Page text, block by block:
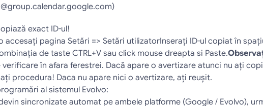
exact ID-ul!
accesaţi pagina Setări => Setări utilizatorInseraţi ID-ul copiat în
de taste CTRL+V sau click mouse dreapta si Paste.
în afara ferestrei. Dacă apare o avertizare atunci nu aţi
procedura! Daca nu apare nici o avertizare, aţi reuşit.
al sistemul Evolvo:
sincronizate automat pe ambele platforme (Google / Evolvo),